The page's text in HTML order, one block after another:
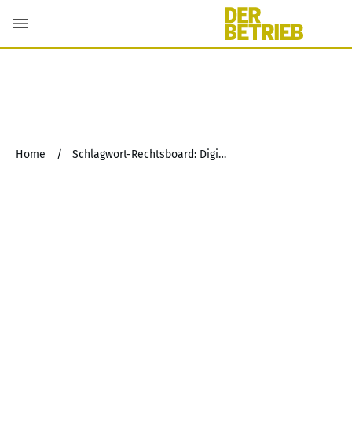
Home / Schlagwort-Rechtsboard: Digital Markets Act